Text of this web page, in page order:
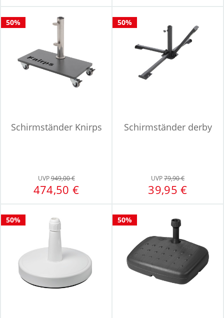
50%
Schirmständer Knirps
UVP949,00 €
474,50 €
50%
Schirmständer derby
UVP79,90 €
39,95 €
50% 50%